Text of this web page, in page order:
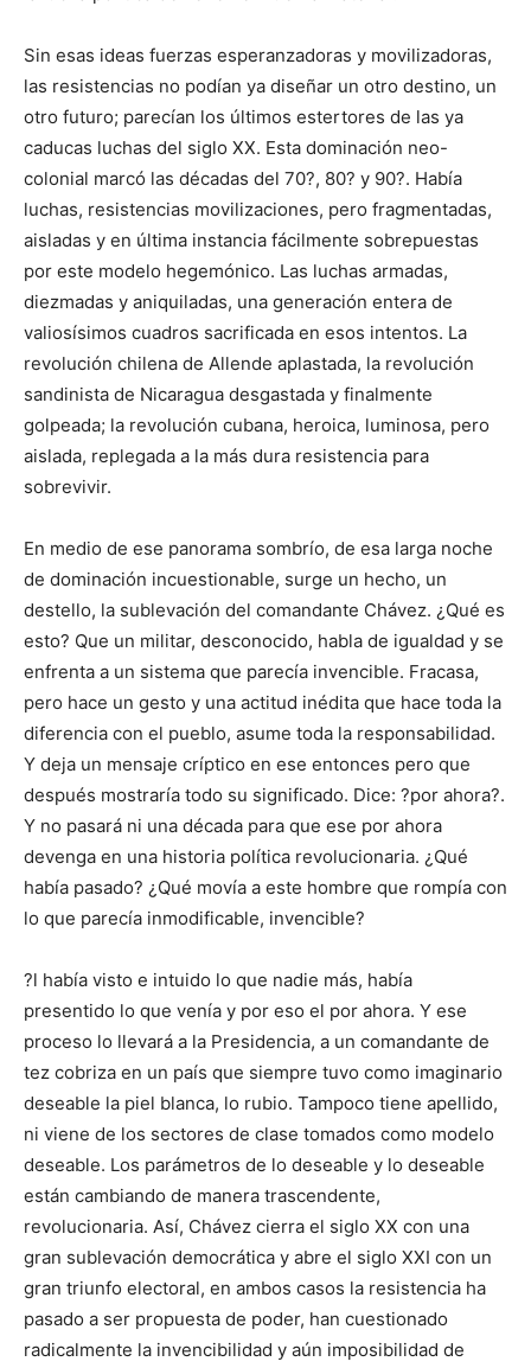
Sin esas ideas fuerzas esperanzadoras y movilizadoras,
las resistencias no podían ya diseñar un otro destino, un
otro futuro; parecían los últimos estertores de las ya
caducas luchas del siglo XX. Esta dominación neo-
colonial marcó las décadas del 70?, 80? y 90?. Había
luchas, resistencias movilizaciones, pero fragmentadas,
aisladas y en última instancia fácilmente sobrepuestas
por este modelo hegemónico. Las luchas armadas,
diezmadas y aniquiladas, una generación entera de
valiosísimos cuadros sacrificada en esos intentos. La
revolución chilena de Allende aplastada, la revolución
sandinista de Nicaragua desgastada y finalmente
golpeada; la revolución cubana, heroica, luminosa, pero
aislada, replegada a la más dura resistencia para
sobrevivir.
En medio de ese panorama sombrío, de esa larga noche
de dominación incuestionable, surge un hecho, un
destello, la sublevación del comandante Chávez. ¿Qué es
esto? Que un militar, desconocido, habla de igualdad y se
enfrenta a un sistema que parecía invencible. Fracasa,
pero hace un gesto y una actitud inédita que hace toda la
diferencia con el pueblo, asume toda la responsabilidad.
Y deja un mensaje críptico en ese entonces pero que
después mostraría todo su significado. Dice: ?por ahora?.
Y no pasará ni una década para que ese por ahora
devenga en una historia política revolucionaria. ¿Qué
había pasado? ¿Qué movía a este hombre que rompía con
lo que parecía inmodificable, invencible?
?l había visto e intuido lo que nadie más, había
presentido lo que venía y por eso el por ahora. Y ese
proceso lo llevará a la Presidencia, a un comandante de
tez cobriza en un país que siempre tuvo como imaginario
deseable la piel blanca, lo rubio. Tampoco tiene apellido,
ni viene de los sectores de clase tomados como modelo
deseable. Los parámetros de lo deseable y lo deseable
están cambiando de manera trascendente,
revolucionaria. Así, Chávez cierra el siglo XX con una
gran sublevación democrática y abre el siglo XXI con un
gran triunfo electoral, en ambos casos la resistencia ha
pasado a ser propuesta de poder, han cuestionado
radicalmente la invencibilidad y aún imposibilidad de